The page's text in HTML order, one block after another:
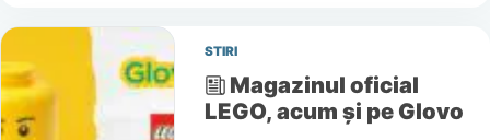
STIRI
Magazinul oficial
LEGO, acum și pe Glovo